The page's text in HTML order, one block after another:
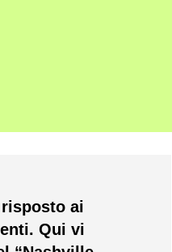
ai
Qui vi